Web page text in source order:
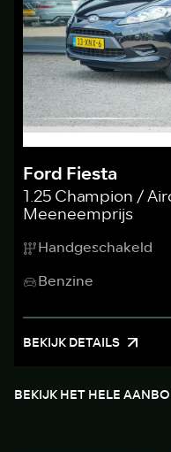
Ford Fiesta
1.25 Champion /
Meeneemprijs
Handgeschakeld
Benzine
BEKIJK DETAILS
BEKIJK HET HELE